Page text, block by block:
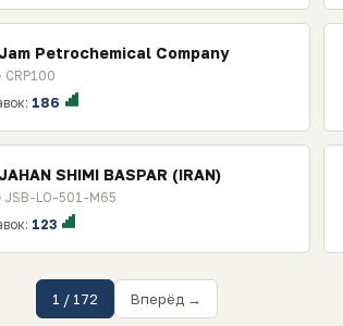
Petrochemical Company
CRP100
186
SHIMI BASPAR (IRAN)
JSB-LO-501-M65
123
1 / 172 Вперёд →